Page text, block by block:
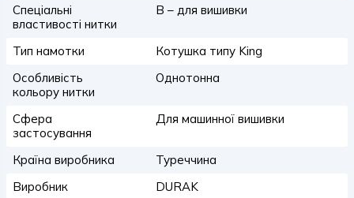
Спеціальні
властивості нитки
B – для вишивки
Тип намотки
Котушка типу King
Особливість
кольору нитки
Однотонна
Сфера
застосування
Для машинної вишивки
Країна виробника
Туреччина
Виробник
DURAK